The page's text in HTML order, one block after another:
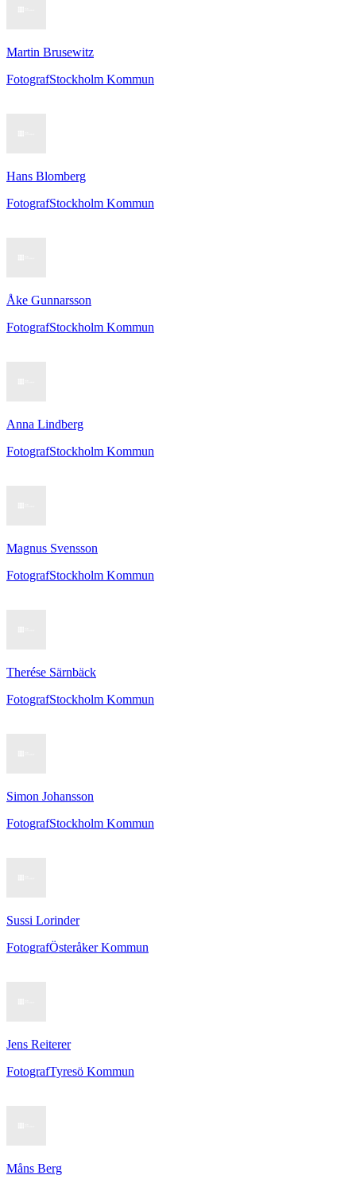
Martin Brusewitz
FotografStockholm Kommun
Hans Blomberg
FotografStockholm Kommun
Åke Gunnarsson
FotografStockholm Kommun
Anna Lindberg
FotografStockholm Kommun
Magnus Svensson
FotografStockholm Kommun
Therése Särnbäck
FotografStockholm Kommun
Simon Johansson
FotografStockholm Kommun
Sussi Lorinder
FotografÖsteråker Kommun
Jens Reiterer
FotografTyresö Kommun
Måns Berg